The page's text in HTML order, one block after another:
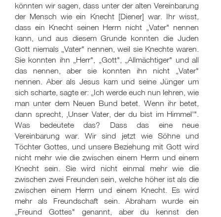
könnten wir sagen, dass unter der alten Vereinbarung
der Mensch wie ein Knecht [Diener] war. Ihr wisst,
dass ein Knecht seinen Herrn nicht „Vater" nennen
kann, und aus diesem Grunde konnten die Juden
Gott niemals „Vater" nennen, weil sie Knechte waren.
Sie konnten ihn „Herr", „Gott", „Allmächtiger" und all
das nennen, aber sie konnten ihn nicht „Vater"
nennen. Aber als Jesus kam und seine Jünger um
sich scharte, sagte er: „Ich werde euch nun lehren, wie
man unter dem Neuen Bund betet. Wenn ihr betet,
dann sprecht, ‚Unser Vater, der du bist im Himmel'".
Was bedeutete das? Dass das eine neue
Vereinbarung war. Wir sind jetzt wie Söhne und
Töchter Gottes, und unsere Beziehung mit Gott wird
nicht mehr wie die zwischen einem Herrn und einem
Knecht sein. Sie wird nicht einmal mehr wie die
zwischen zwei Freunden sein, welche höher ist als die
zwischen einem Herrn und einem Knecht. Es wird
mehr als Freundschaft sein. Abraham wurde ein
„Freund Gottes" genannt, aber du kennst den